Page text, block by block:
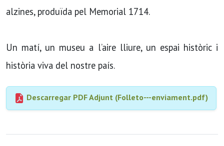
alzines, produïda pel Memorial 1714.
Un matí, un museu a l’aire lliure, un espai històric i
història viva del nostre país.
Descarregar PDF Adjunt (Folleto---enviament.pdf)